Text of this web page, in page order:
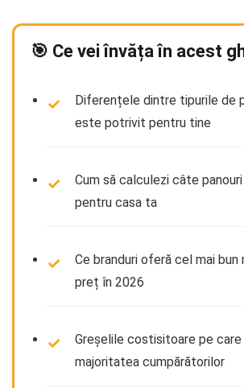
🎯 Ce vei învăța în acest
Diferențele dintre tipurile de
este potrivit pentru tine
Cum să calculezi câte
pentru casa ta
Ce branduri oferă cel mai
preț în 2026
Greșelile costisitoare pe
majoritatea cumpărătorilor